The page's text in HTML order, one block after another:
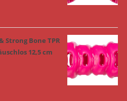
Strong Bone TPR
12,5 cm